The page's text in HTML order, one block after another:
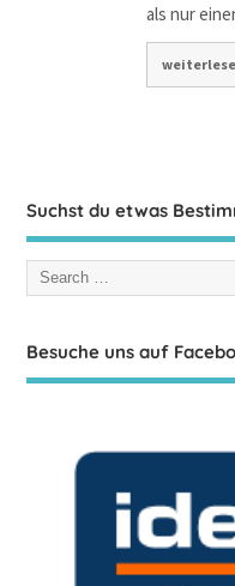
als nur
Suchst du etwas
Besuche uns auf